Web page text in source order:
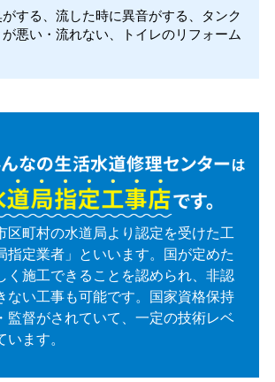
がする、流した時に異音がする、タンク
悪い・流れない、トイレのリフォーム
区町村の水道局より認定を受けた工
指定業者」といいます。国が定めた
く施工できることを認められ、非認
ない工事も可能です。国家資格保持
監督がされていて、一定の技術レベ
ます。